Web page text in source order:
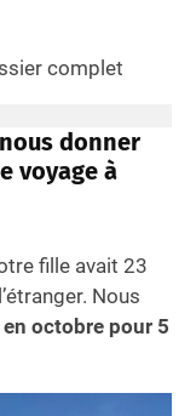
complet
donner
voyage à
fille avait 23
Nous
octobre pour 5